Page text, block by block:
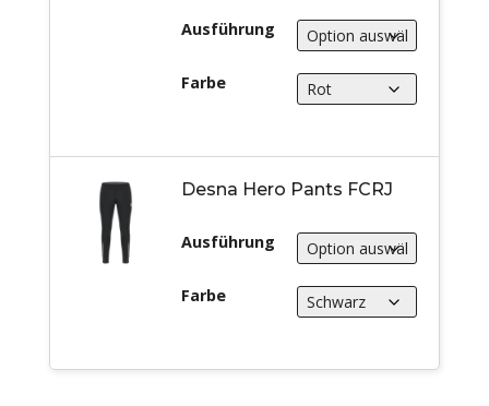
Ausführung
Farbe
Desna Hero Pants FCRJ
Ausführung
Farbe